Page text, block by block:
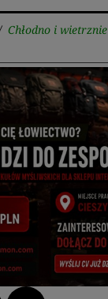
Chłodno i wietrznie